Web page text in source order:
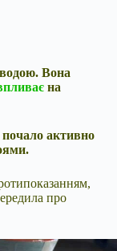
Вона
на
почало активно
про